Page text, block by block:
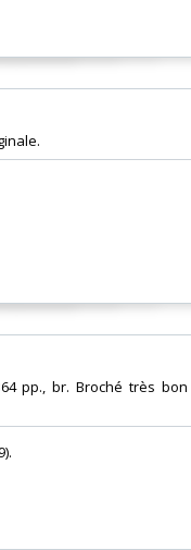
pp., br. Broché très